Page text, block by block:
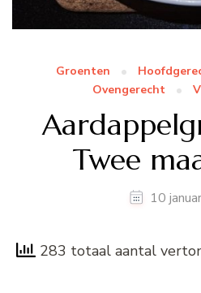
Groenten
Ovengerecht
Twee
10
283 totaal aantal